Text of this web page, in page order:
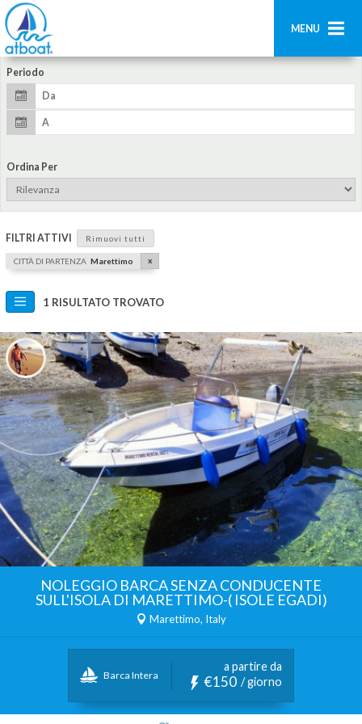
MENU
Ricerca
Aggiungi imbarcazione
Accedi
Periodo
Ordina Per
FILTRI ATTIVI Rimuovi tutti
CITTÀ DI PARTENZA Marettimo x
1 RISULTATO TROVATO
NOLEGGIO BARCA SENZA CONDUCENTE
SULL'ISOLA DI MARETTIMO-( ISOLE EGADI)
Marettimo, Italy
Barca Intera
a partire da
€150 / giorno